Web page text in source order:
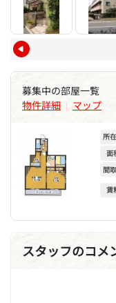
募集中の部屋一覧
物件詳細 | マップ
所
面
間
賃
スタッフのコメ